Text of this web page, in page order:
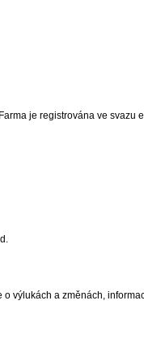
je registrována ve svazu
výlukách a změnách,